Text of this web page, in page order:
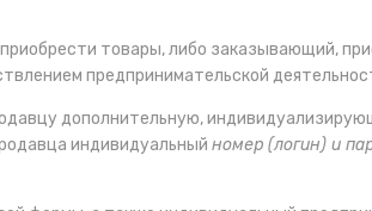
товары, либо заказывающий,
предпринимательской
дополнительную,
индивидуальный номер (логин) и